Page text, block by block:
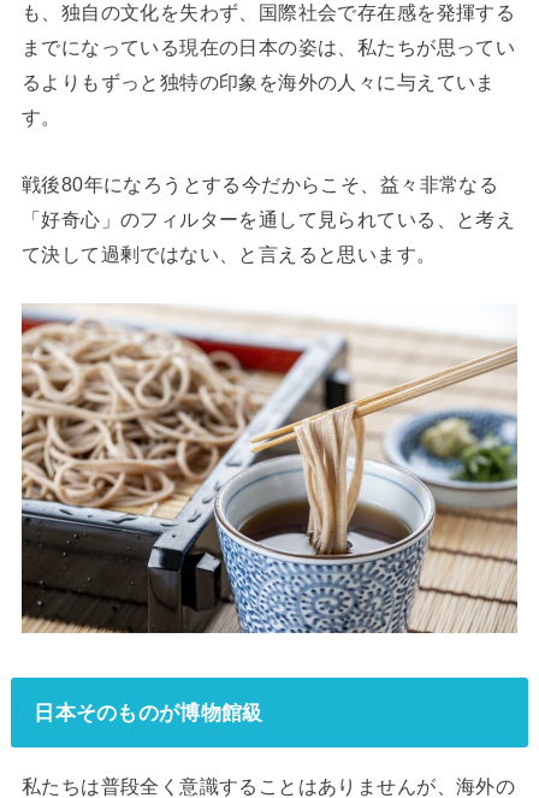
も、独自の文化を失わず、国際社会で存在感を発揮する
までになっている現在の日本の姿は、私たちが思ってい
るよりもずっと独特の印象を海外の人々に与えていま
す。
戦後80年になろうとする今だからこそ、益々非常なる
「好奇心」のフィルターを通して見られている、と考え
て決して過剰ではない、と言えると思います。
日本そのものが博物館級
私たちは普段全く意識することはありませんが、海外の